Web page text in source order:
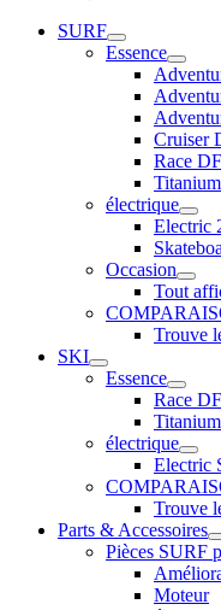
SURF
Essence
Cruiser
Race
électrique
Electric
Occasion
Tout
Trouve
SKI
Essence
Race
électrique
Electric
Trouve
Parts & Accessoires
Pièces SURF
Moteur